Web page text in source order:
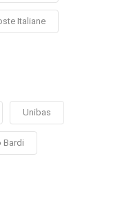
Italiane
Unibas
Bardi